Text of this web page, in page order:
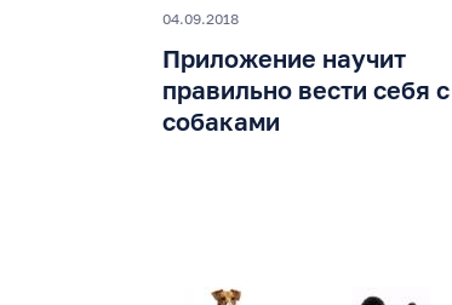
04.09.2018
Приложение научит
правильно вести себя с
собаками